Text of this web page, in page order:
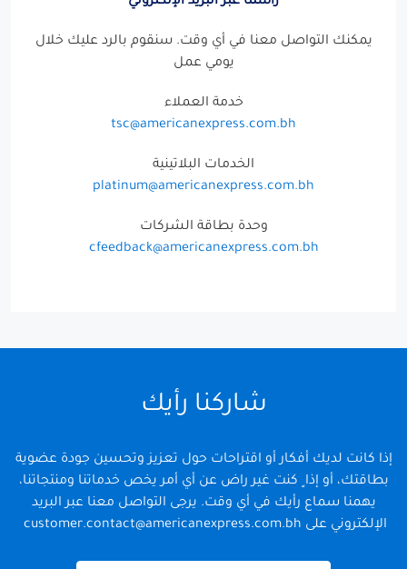
يمكنك التواصل معنا في أي وقت. سنقوم بالرد عليك خلال
يومي عمل
خدمة العملاء
tsc@americanexpress.com.bh
الخدمات البلاتينية
platinum@americanexpress.com.bh
وحدة بطاقة الشركات
cfeedback@americanexpress.com.bh
شاركنا رأيك
إذا كانت لديك أفكار أو اقتراحات حول تعزيز وتحسين جودة عضوية
بطاقتك، أو إذا ٍ كنت غير راض عن أي أمر يخص خدماتنا ومنتجاتنا،
يهمنا سماع رأيك في أي وقت. يرجى التواصل معنا عبر البريد
الإلكتروني على customer.contact@americanexpress.com.bh